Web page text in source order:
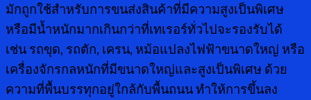
มักถูกใช้สำหรับการขนส่งสินค้าที่มีความสูงเป็นพิเศษ
หรือมีน้ำหนักมากเกินกว่าที่เทเรอร์ทั่วไปจะรองรับได้
เช่น รถขุด, รถตัก, เครน, หม้อแปลงไฟฟ้าขนาดใหญ่ หรือ
เครื่องจักรกลหนักที่มีขนาดใหญ่และสูงเป็นพิเศษ ด้วย
ความที่พื้นบรรทุกอยู่ใกล้กับพื้นถนน ทำให้การขึ้นลง